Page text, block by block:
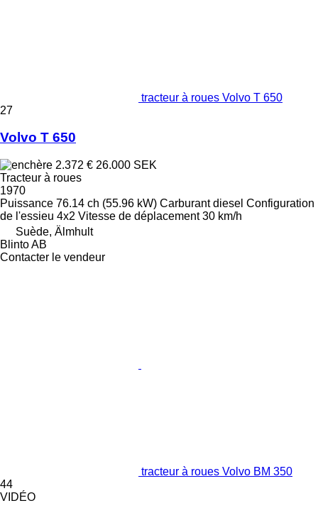
tracteur à roues Volvo T 650
27
Volvo T 650
2.372 € 26.000 SEK
Tracteur à roues
1970
Puissance 76.14 ch (55.96 kW) Carburant diesel Configuration
de l'essieu 4x2 Vitesse de déplacement 30 km/h
Suède, Älmhult
Blinto AB
Contacter le vendeur
tracteur à roues Volvo BM 350
44
VIDÉO